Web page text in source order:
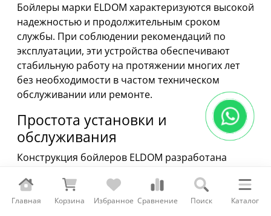
Главная Корзина Избранное Сравнение Поиск Каталог
Бойлеры марки ELDOM характеризуются высокой
надежностью и продолжительным сроком
службы. При соблюдении рекомендаций по
эксплуатации, эти устройства обеспечивают
стабильную работу на протяжении многих лет
без необходимости в частом техническом
обслуживании или ремонте.
Простота установки и
обслуживания
Конструкция бойлеров ELDOM разработана
максимально простой и быстрой. Благодаря
этому, пользователи могут сэкономить время и